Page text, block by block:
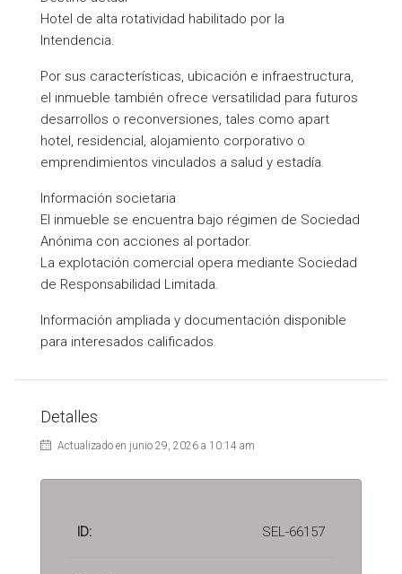
Hotel de alta rotatividad habilitado por la
Intendencia.
Por sus características, ubicación e infraestructura,
el inmueble también ofrece versatilidad para futuros
desarrollos o reconversiones, tales como apart
hotel, residencial, alojamiento corporativo o
emprendimientos vinculados a salud y estadía.
Información societaria
El inmueble se encuentra bajo régimen de Sociedad
Anónima con acciones al portador.
La explotación comercial opera mediante Sociedad
de Responsabilidad Limitada.
Información ampliada y documentación disponible
para interesados calificados.
Detalles
Actualizado en junio 29, 2026 a 10:14 am
ID: SEL-66157